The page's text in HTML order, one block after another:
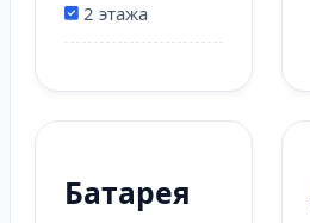
2 этажа
Батарея